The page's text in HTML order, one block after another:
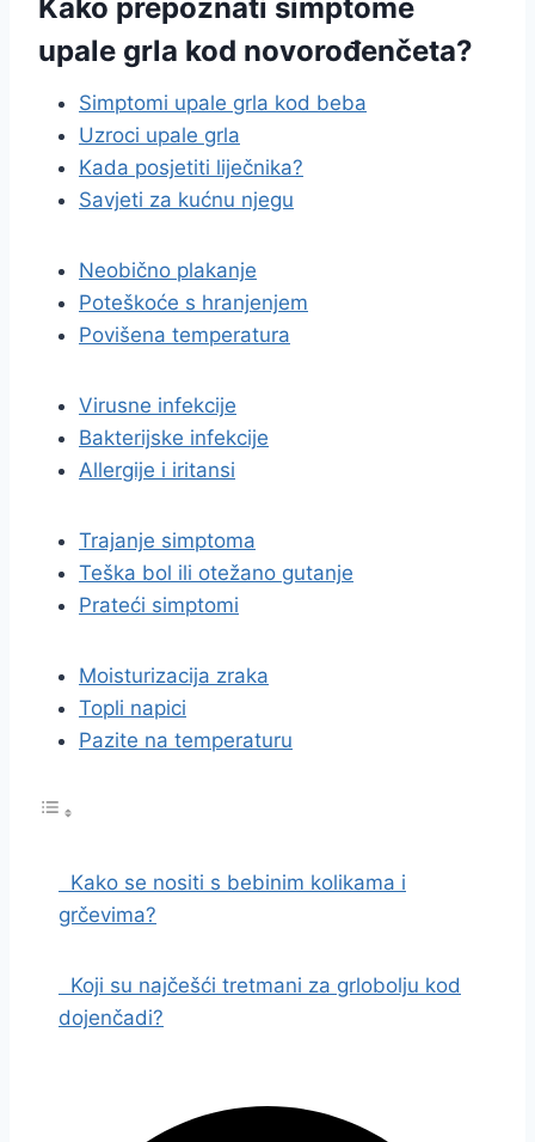
Kako prepoznati simptome
upale grla kod novorođenčeta?
Simptomi upale grla kod beba
Uzroci upale grla
Kada posjetiti liječnika?
Savjeti za kućnu njegu
Neobično plakanje
Poteškoće s hranjenjem
Povišena temperatura
Virusne infekcije
Bakterijske infekcije
Allergije i iritansi
Trajanje simptoma
Teška bol ili otežano gutanje
Prateći simptomi
Moisturizacija zraka
Topli napici
Pazite na temperaturu
Kako se nositi s bebinim kolikama i
grčevima?
Koji su najčešći tretmani za grlobolju kod
dojenčadi?